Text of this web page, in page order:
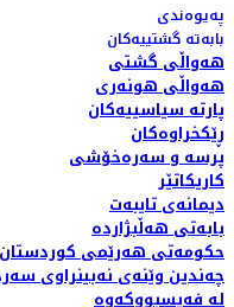
پەیوەندی
بابەتە گشتییەکان
هەواڵی گشتی
هەواڵی هونەری
پارتە سیاسییەکان
ڕێکخراوەکان
پرسە و سەرەخۆشی
کاریکاتێر
دیمانەی تایبەت
بابەتی هەڵبژاردە
حکومەتی هەرێمی کوردستان
چەندین وێنەی نەبینراوی
لە فەیسبووکەوە